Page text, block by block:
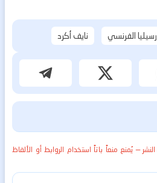
الفرنسي نايف أكرد
— يُمنع منعاً باتاً استخدام الروابط أو الألفاظ